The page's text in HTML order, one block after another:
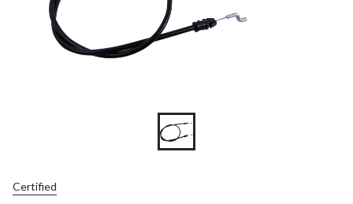
Certified